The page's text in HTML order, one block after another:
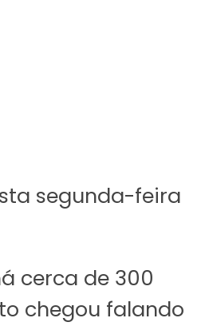
segunda-feira
cerca de 300
chegou falando